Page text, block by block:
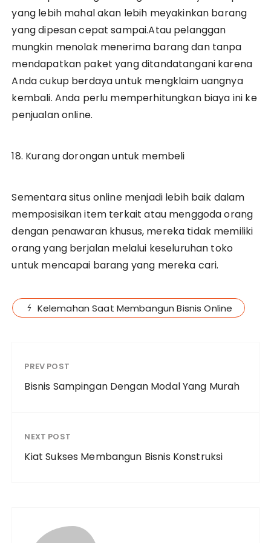
yang lebih mahal akan lebih meyakinkan barang
yang dipesan cepat sampai.Atau pelanggan
mungkin menolak menerima barang dan tanpa
mendapatkan paket yang ditandatangani karena
Anda cukup berdaya untuk mengklaim uangnya
kembali. Anda perlu memperhitungkan biaya ini ke
penjualan online.
18. Kurang dorongan untuk membeli
Sementara situs online menjadi lebih baik dalam
memposisikan item terkait atau menggoda orang
dengan penawaran khusus, mereka tidak memiliki
orang yang berjalan melalui keseluruhan toko
untuk mencapai barang yang mereka cari.
Kelemahan Saat Membangun Bisnis Online
PREV POST
Bisnis Sampingan Dengan Modal Yang Murah
NEXT POST
Kiat Sukses Membangun Bisnis Konstruksi